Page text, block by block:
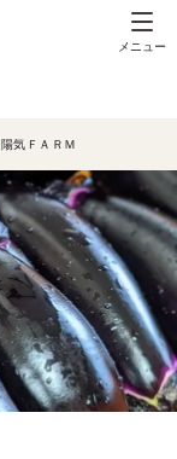
メニュー
陽気ＦＡＲＭ